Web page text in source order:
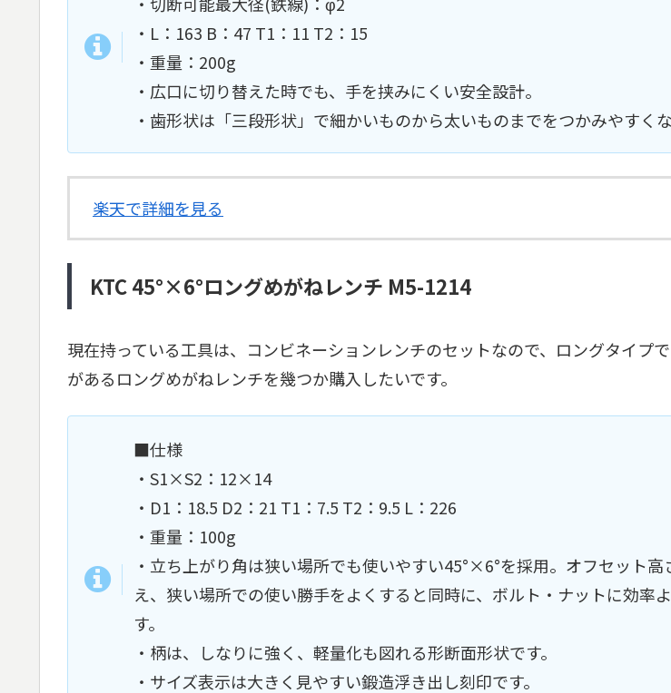
・L：163 B：47 T1：11 T2：15
・重量：200g
・広口に切り替えた時でも、手を挟みにくい安全設計。
・歯形状は「三段形状」で細かいものから太いものまでをつかみやすくな
楽天で詳細を見る
KTC 45°×6°ロングめがねレンチ M5-1214
現在持っている工具は、コンビネーションレンチのセットなので、ロングタイプ
があるロングめがねレンチを幾つか購入したいです。
■仕様
・S1×S2：12×14
・D1：18.5 D2：21 T1：7.5 T2：9.5 L：226
・重量：100g
・立ち上がり角は狭い場所でも使いやすい45°×6°を採用。オフセット高
え、狭い場所での使い勝手をよくすると同時に、ボルト・ナットに効率
す。
・柄は、しなりに強く、軽量化も図れる形断面形状です。
・サイズ表示は大きく見やすい鍛造浮き出し刻印です。